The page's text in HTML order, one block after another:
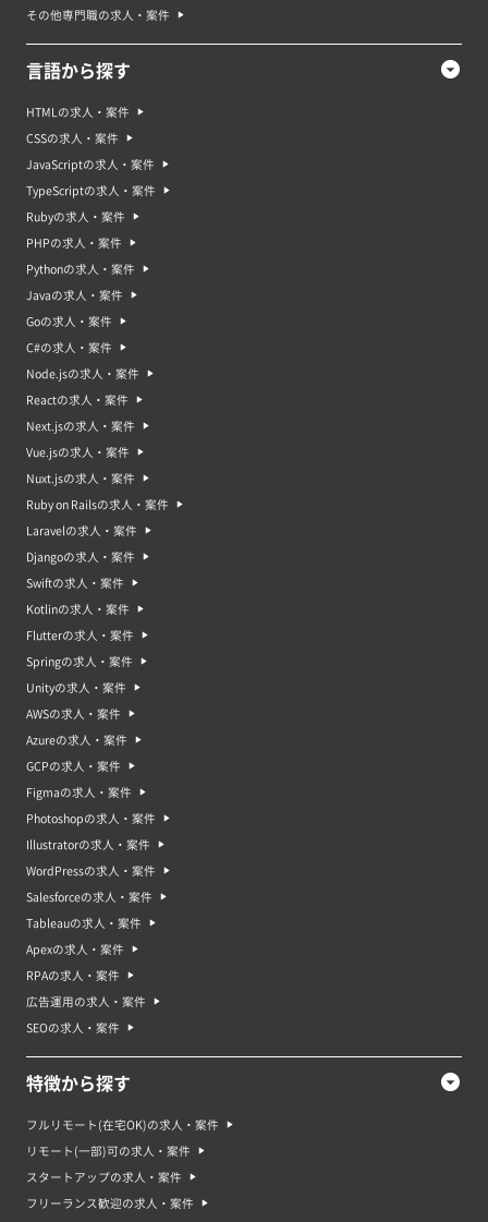
戦略を立案し、実行することを指します。マーケティング活動は、広告やプ
リサーチ、データ分析などさまざまな手段を用いて行われます。マーケティ
やサービスを提供することで、ビジネスを成功に導くことが求められます。
マーケティング案件や求人では、マーケティング戦略の策定や実施、広告や
プロモーションの立案、アナリティクスやデータ分析などを担当することが
求められます。マーケティングにはさまざまな分野があり、それぞれに特徴
がありますので、自分に合った分野を選ぶことが大切です。
マーケティング案件・求人の市場動向やマーケティングのニーズ
マーケティング案件や求人の市場動向は、業界や地域、求人の種類や雇用形
関する技術スキルが求められる傾向があります。また、デジタルトランスフ
ォーメーションが進む中で、マーケティングオートメーションツールや人工
モートワークやフレックスタイムなどの働き方の選択肢が増える中で、テレ
ワークや在宅勤務ができる求人も増えている傾向があります。その他にも、
り組みが求められる求人も増えているようです。
マーケティングで求められるスキルは、以下のようなものがあります。
・マーケティング戦略の策定と実行能力
・ブランディングやプロモーションの企画能力
・ソーシャルメディアや広告などのオンラインマーケティングに関する知識
・コミュニケーション能力（クライアントやチーム内でのプレゼンテーショ
ンや資料作成など）
マーケティング業界では、常に新しいツールやテクノロジーが登場してお
り、それに伴い常に新しいスキルを身につけることが求められます。また、
スに関する基礎知識も必要です。
マーケティングのスキルを高めるためには、以下のような方法があります。
・マーケティングの本や記事を読む: マーケティングに関する本や記事を読
・マーケティングのオンラインコースを受講する: インターネット上には、
様々なマーケティングのオンラインコースがあります。自分に合ったコース
・マーケティングの資格を取得する: マーケティングに関する資格を取得す
ることで、専門的な知識とスキルを身につけることができます。日本では、
マーケティングのインターンやエクスターンシップを行う: マーケティング
に携わる企業でインターンやエクスターンシップを行うことで、実務経験を
できます。
・マーケティングのカンファレンスやセミナーに参加する: マーケティング
富なプロフェッショナルから学ぶことができます。また、同業界の人との交
流を深めることができます。
マーケティングは未経験であっても、あなたのスキルセットや経歴、モチベ
ーションなどによって応募できる案件があります。例えば、実務経験がなく
てもマーケティングスクールで知識を身につけ、複数の資格を取得している
営業計画や数値分析を行っており、データ分析や戦略の立案などのsh仕事に
活かせるかもしれません。 マーケティングに興味を持っているかどうかも重
要です。マーケティングに対するモチベーションがあれば、未経験であって
もチャレンジする意欲を認めてもらえることもあるでしょう。
その他専門職の求人・案件
言語から探す
HTMLの求人・案件
CSSの求人・案件
JavaScriptの求人・案件
TypeScriptの求人・案件
Rubyの求人・案件
PHPの求人・案件
Pythonの求人・案件
Javaの求人・案件
Goの求人・案件
C#の求人・案件
Node.jsの求人・案件
Reactの求人・案件
Next.jsの求人・案件
Vue.jsの求人・案件
Nuxt.jsの求人・案件
Ruby on Railsの求人・案件
Laravelの求人・案件
Djangoの求人・案件
Swiftの求人・案件
Kotlinの求人・案件
Flutterの求人・案件
Springの求人・案件
Unityの求人・案件
AWSの求人・案件
Azureの求人・案件
GCPの求人・案件
Figmaの求人・案件
Photoshopの求人・案件
Illustratorの求人・案件
WordPressの求人・案件
Salesforceの求人・案件
Tableauの求人・案件
Apexの求人・案件
RPAの求人・案件
広告運用の求人・案件
SEOの求人・案件
特徴から探す
フルリモート(在宅OK)の求人・案件
リモート(一部)可の求人・案件
スタートアップの求人・案件
フリーランス歓迎の求人・案件